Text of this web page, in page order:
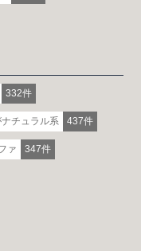
332件
チュラル系 437件
ァ 347件